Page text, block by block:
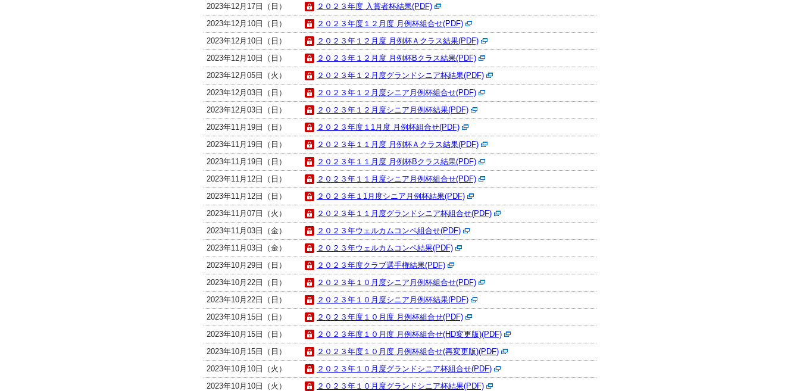
2023年12月17日（日）
２０２３年度 入賞者杯結果(PDF)
2023年12月10日（日）
２０２３年度１２月度 月例杯組合せ(PDF)
2023年12月10日（日）
２０２３年１２月度 月例杯Ａクラス結果(PDF)
2023年12月10日（日）
２０２３年１２月度 月例杯Bクラス結果(PDF)
2023年12月05日（火）
２０２３年１２月度グランドシニア杯結果(PDF)
2023年12月03日（日）
２０２３年１２月度シニア月例杯組合せ(PDF)
2023年12月03日（日）
２０２３年１２月度シニア月例杯結果(PDF)
2023年11月19日（日）
２０２３年度１1月度 月例杯組合せ(PDF)
2023年11月19日（日）
２０２３年１１月度 月例杯Ａクラス結果(PDF)
2023年11月19日（日）
２０２３年１１月度 月例杯Bクラス結果(PDF)
2023年11月12日（日）
２０２３年１１月度シニア月例杯組合せ(PDF)
2023年11月12日（日）
２０２３年１1月度シニア月例杯結果(PDF)
2023年11月07日（火）
２０２３年１１月度グランドシニア杯組合せ(PDF)
2023年11月03日（金）
２０２３年ウェルカムコンペ組合せ(PDF)
2023年11月03日（金）
２０２３年ウェルカムコンペ結果(PDF)
2023年10月29日（日）
２０２３年度クラブ選手権結果(PDF)
2023年10月22日（日）
２０２３年１０月度シニア月例杯組合せ(PDF)
2023年10月22日（日）
２０２３年１０月度シニア月例杯結果(PDF)
2023年10月15日（日）
２０２３年度１０月度 月例杯組合せ(PDF)
2023年10月15日（日）
２０２３年度１０月度 月例杯組合せ(HD変更版)(PDF)
2023年10月15日（日）
２０２３年度１０月度 月例杯組合せ(再変更版)(PDF)
2023年10月10日（火）
２０２３年１０月度グランドシニア杯組合せ(PDF)
2023年10月10日（火）
２０２３年１０月度グランドシニア杯結果(PDF)